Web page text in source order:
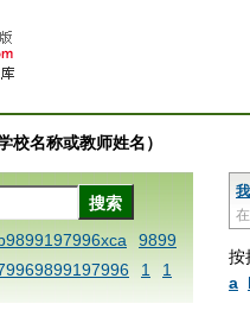
校名称或教师姓名）
按
a
9899
1
1
dfbxyzendtemplat